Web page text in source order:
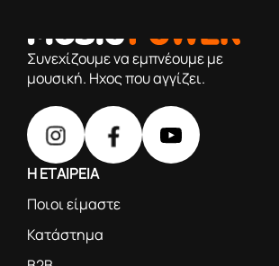
Συνεχίζουμε να εμπνέουμε με
μουσική. Ηχος που αγγίζει.
Η ΕΤΑΙΡΕΙΑ
Ποιοι είμαστε
Κατάστημα